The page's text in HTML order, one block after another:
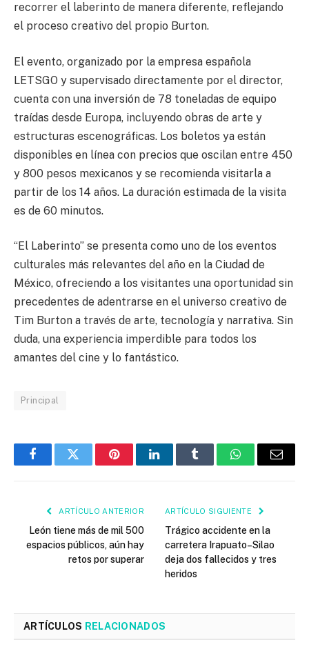
recorrer el laberinto de manera diferente, reflejando
el proceso creativo del propio Burton.
El evento, organizado por la empresa española
LETSGO y supervisado directamente por el director,
cuenta con una inversión de 78 toneladas de equipo
traídas desde Europa, incluyendo obras de arte y
estructuras escenográficas. Los boletos ya están
disponibles en línea con precios que oscilan entre 450
y 800 pesos mexicanos y se recomienda visitarla a
partir de los 14 años. La duración estimada de la visita
es de 60 minutos.
“El Laberinto” se presenta como uno de los eventos
culturales más relevantes del año en la Ciudad de
México, ofreciendo a los visitantes una oportunidad sin
precedentes de adentrarse en el universo creativo de
Tim Burton a través de arte, tecnología y narrativa. Sin
duda, una experiencia imperdible para todos los
amantes del cine y lo fantástico.
Principal
FacebookTwitter PinterestLinkedInTumblr WhatsAppEmail
ARTÍCULO ANTERIOR
León tiene más de mil 500
espacios públicos, aún hay
retos por superar
ARTÍCULO SIGUIENTE
Trágico accidente en la
carretera Irapuato–Silao
deja dos fallecidos y tres
heridos
ARTÍCULOS RELACIONADOS